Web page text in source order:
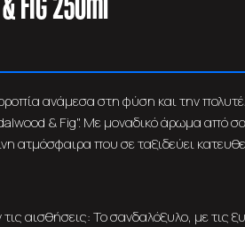
ανάμεσα στη φύση και την
& Fig". Με μοναδικό άρωμα από
ατμόσφαιρα που σε ταξιδεύει
αισθήσεις: Το σανδαλόξυλο, με τις